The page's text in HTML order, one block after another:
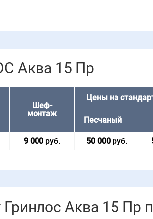
Аква 15 Пр
Шеф-
монтаж
Цены на
Песчаный
9 000 руб. 50 000руб.
Аква 15 Пр